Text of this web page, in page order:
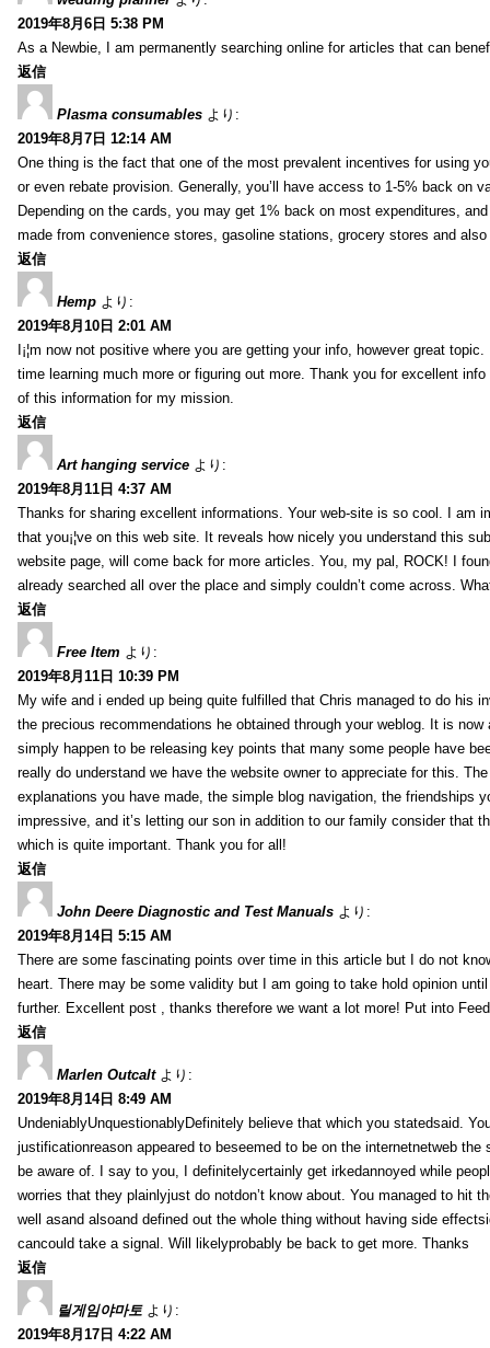
2019年8月6日 5:38 PM
As a Newbie, I am permanently searching online for articles that can
返信
Plasma consumables より:
2019年8月7日 12:14 AM
One thing is the fact that one of the most prevalent incentives for using
or even rebate provision. Generally, you’ll have access to 1-5% back on
Depending on the cards, you may get 1% back on most expenditures,
made from convenience stores, gasoline stations, grocery stores and also
返信
Hemp より:
2019年8月10日 2:01 AM
I¡¦m now not positive where you are getting your info, however great
time learning much more or figuring out more. Thank you for excellent
of this information for my mission.
返信
Art hanging service より:
2019年8月11日 4:37 AM
Thanks for sharing excellent informations. Your web-site is so cool. I am
that you¡¦ve on this web site. It reveals how nicely you understand this
website page, will come back for more articles. You, my pal, ROCK! I
already searched all over the place and simply couldn’t come across.
返信
Free Item より:
2019年8月11日 10:39 PM
My wife and i ended up being quite fulfilled that Chris managed to do his
the precious recommendations he obtained through your weblog. It is now
simply happen to be releasing key points that many some people have
really do understand we have the website owner to appreciate for this.
explanations you have made, the simple blog navigation, the friendships
impressive, and it’s letting our son in addition to our family consider that
which is quite important. Thank you for all!
返信
John Deere Diagnostic and Test Manuals より:
2019年8月14日 5:15 AM
There are some fascinating points over time in this article but I do not
heart. There may be some validity but I am going to take hold opinion
further. Excellent post , thanks therefore we want a lot more! Put into
返信
Marlen Outcalt より:
2019年8月14日 8:49 AM
UndeniablyUnquestionablyDefinitely believe that which you statedsaid.
justificationreason appeared to beseemed to be on the internetnetweb
be aware of. I say to you, I definitelycertainly get irkedannoyed while
worries that they plainlyjust do notdon’t know about. You managed to hit
well asand alsoand defined out the whole thing without having side
cancould take a signal. Will likelyprobably be back to get more. Thanks
返信
릴게임야마토 より:
2019年8月17日 4:22 AM